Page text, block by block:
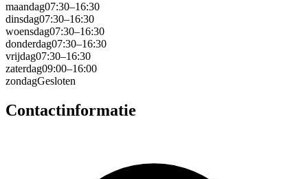
maandag07:30–16:30
dinsdag07:30–16:30
woensdag07:30–16:30
donderdag07:30–16:30
vrijdag07:30–16:30
zaterdag09:00–16:00
zondagGesloten
Contactinformatie